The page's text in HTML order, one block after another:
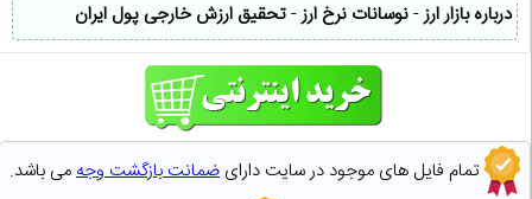
درباره بازار ارز-نوسانات نرخ ارز-تحقیق ارزش خارجی پول ایران
تمام فایل های موجود در سایت دارای ضمانت بازگشت وجهمی باشد.